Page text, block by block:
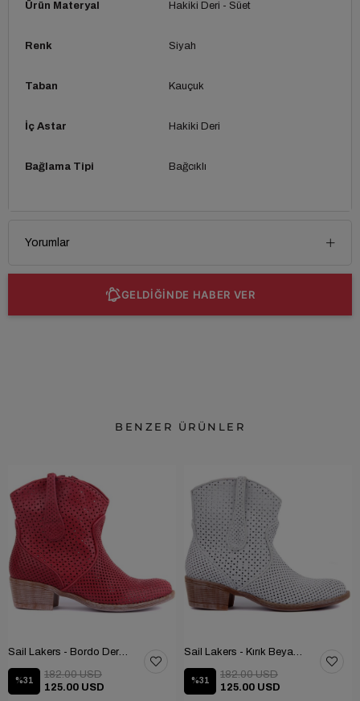
Ürün Materyal Hakiki Deri - Süet
Renk Siyah
Taban Kauçuk
İç Astar Hakiki Deri
Bağlama Tipi Bağcıklı
Yorumlar
GELDİĞİNDE HABER VER
BENZER ÜRÜNLER
%31
125.00 USD
182.00 USD
%31
125.00 USD
182.00 USD